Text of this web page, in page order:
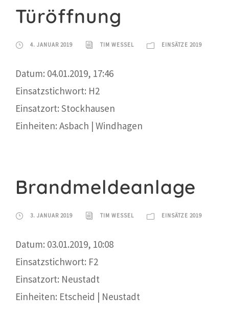
Türöffnung
4. JANUAR 2019 TIM WESSEL EINSÄTZE 2019
Datum: 04.01.2019, 17:46
Einsatzstichwort: H2
Einsatzort: Stockhausen
Einheiten: Asbach | Windhagen
Brandmeldeanlage
3. JANUAR 2019 TIM WESSEL EINSÄTZE 2019
Datum: 03.01.2019, 10:08
Einsatzstichwort: F2
Einsatzort: Neustadt
Einheiten: Etscheid | Neustadt